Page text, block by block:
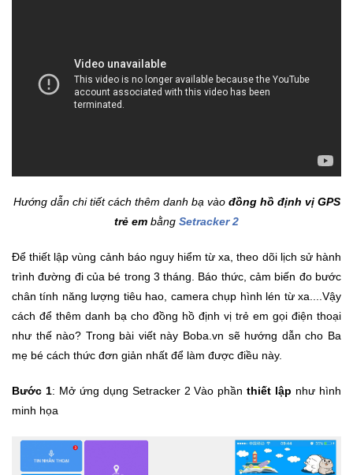
Đồ
Điện
Máy
Ảnh-
bay
flycam
Đồ
Trẻ
Hướng dẫn chi tiết cách thêm danh bạ vào đồng hồ định vị GPS
trẻ em bằng Setracker 2
Để thiết lập vùng cảnh báo nguy hiểm từ xa, theo dõi lịch sử hành
trình đường đi của bé trong 3 tháng. Báo thức, cảm biến đo bước
chân tính năng lượng tiêu hao, camera chụp hình lén từ xa....Vậy
cách để thêm danh bạ cho đồng hồ định vị trẻ em gọi điện thoại
như thế nào? Trong bài viết này Boba.vn sẽ hướng dẫn cho Ba
mẹ bé cách thức đơn giản nhất để làm được điều này.
Bước 1: Mở ứng dụng Setracker 2 Vào phầnthiết lập như hình
minh họa